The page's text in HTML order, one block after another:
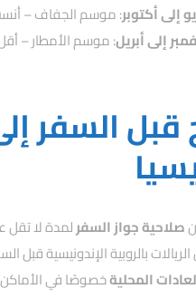
إلى أكتوبر: موسم الجفاف –
إلى أبريل: موسم الأمطار –
قبل السفر
صلاحية جواز السفرلمدة لا تقل عن 6
بالروبية الإندونيسية قبل
المحليةخصوصًا في الأماكن